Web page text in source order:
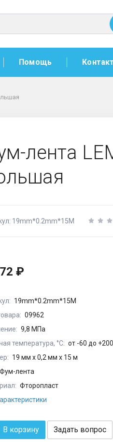
Помощь
лента
19mm*0.2mm*15M
₽
19mm*0.2mm*15M
09962
9,8 МПа
температура, °С: от -60 до
19 мм х 0,2 мм х 15 м
Фум-лента
Фторопласт
В корзину Задать вопрос